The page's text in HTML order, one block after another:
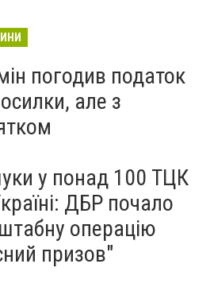
погодив податок
але з
у понад 100 ТЦК
ДБР почало
операцію
призов"